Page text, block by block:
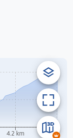
4.2 km 5.6 km